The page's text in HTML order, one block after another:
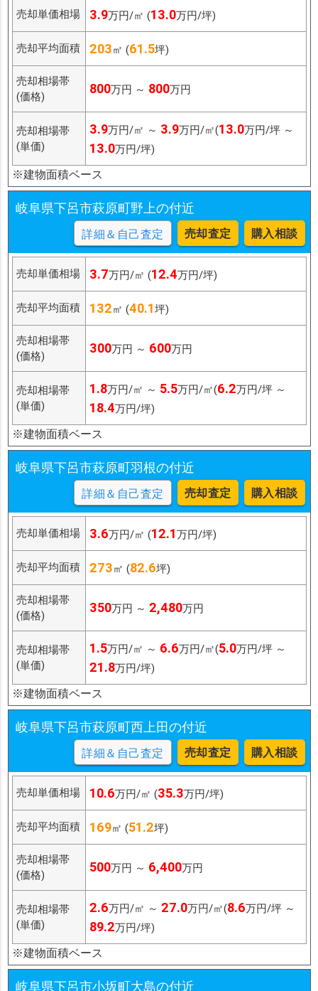
売却単価相場 3.9万円/㎡ (13.0万円/坪)
売却平均面積 203㎡ (61.5坪)
売却相場帯
(価格)
800万円 ～ 800万円
売却相場帯
(単価)
3.9万円/㎡ ～ 3.9万円/㎡(13.0万円/坪 ～
13.0万円/坪)
※建物面積ベース
岐阜県下呂市萩原町野上の付近
詳細＆自己査定 売却査定 購入相談
売却単価相場 3.7万円/㎡ (12.4万円/坪)
売却平均面積 132㎡ (40.1坪)
売却相場帯
(価格)
300万円 ～ 600万円
売却相場帯
(単価)
1.8万円/㎡ ～ 5.5万円/㎡(6.2万円/坪 ～
18.4万円/坪)
※建物面積ベース
岐阜県下呂市萩原町羽根の付近
詳細＆自己査定 売却査定 購入相談
売却単価相場 3.6万円/㎡ (12.1万円/坪)
売却平均面積 273㎡ (82.6坪)
売却相場帯
(価格)
350万円 ～ 2,480万円
売却相場帯
(単価)
1.5万円/㎡ ～ 6.6万円/㎡(5.0万円/坪 ～
21.8万円/坪)
※建物面積ベース
岐阜県下呂市萩原町西上田の付近
詳細＆自己査定 売却査定 購入相談
売却単価相場 10.6万円/㎡ (35.3万円/坪)
売却平均面積 169㎡ (51.2坪)
売却相場帯
(価格)
500万円 ～ 6,400万円
売却相場帯
(単価)
2.6万円/㎡ ～ 27.0万円/㎡(8.6万円/坪 ～
89.2万円/坪)
※建物面積ベース
岐阜県下呂市小坂町大島の付近